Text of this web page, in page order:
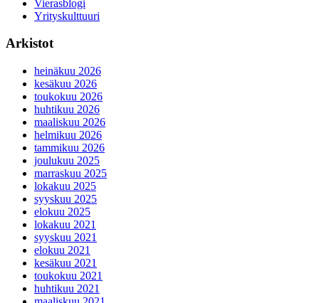
Vierasblogi
Yrityskulttuuri
Arkistot
heinäkuu 2026
kesäkuu 2026
toukokuu 2026
huhtikuu 2026
maaliskuu 2026
helmikuu 2026
tammikuu 2026
joulukuu 2025
marraskuu 2025
lokakuu 2025
syyskuu 2025
elokuu 2025
lokakuu 2021
syyskuu 2021
elokuu 2021
kesäkuu 2021
toukokuu 2021
huhtikuu 2021